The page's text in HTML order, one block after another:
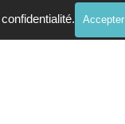
Accepter